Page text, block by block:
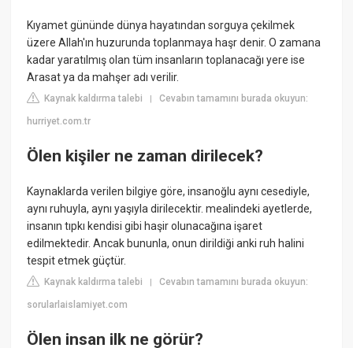
Kıyamet gününde dünya hayatından sorguya çekilmek
üzere Allah'ın huzurunda toplanmaya haşr denir. O zamana
kadar yaratılmış olan tüm insanların toplanacağı yere ise
Arasat ya da mahşer adı verilir.
Kaynak kaldırma talebi |Cevabın tamamını burada okuyun:
hurriyet.com.tr
Ölen kişiler ne zaman dirilecek?
Kaynaklarda verilen bilgiye göre, insanoğlu aynı cesediyle,
aynı ruhuyla, aynı yaşıyla dirilecektir. mealindeki ayetlerde,
insanın tıpkı kendisi gibi haşir olunacağına işaret
edilmektedir. Ancak bununla, onun dirildiği anki ruh halini
tespit etmek güçtür.
Kaynak kaldırma talebi |Cevabın tamamını burada okuyun:
sorularlaislamiyet.com
Ölen insan ilk ne görür?